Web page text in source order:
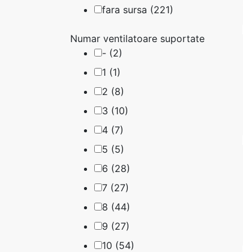
fara sursa (221)
Numar ventilatoare suportate
- (2)
1 (1)
2 (8)
3 (10)
4 (7)
5 (5)
6 (28)
7 (27)
8 (44)
9 (27)
10 (54)